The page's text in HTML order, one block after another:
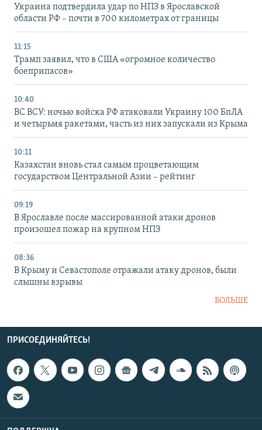
Украина подтвердила удар по НПЗ в Ярославской
области РФ – почти в 700 километрах от границы
11:15
Трамп заявил, что в США «огромное количество
боеприпасов»
10:40
ВС ВСУ: ночью войска РФ атаковали Украину 100 БпЛА
и четырьмя ракетами, часть из них запускали из Крыма
10:11
Казахстан вновь стал самым процветающим
государством Центральной Азии – рейтинг
09:19
В Ярославле после массированной атаки дронов
произошел пожар на крупном НПЗ
08:36
В Крыму и Севастополе отражали атаку дронов, были
слышны взрывы
БОЛЬШЕ
ПРИСОЕДИНЯЙТЕСЬ!